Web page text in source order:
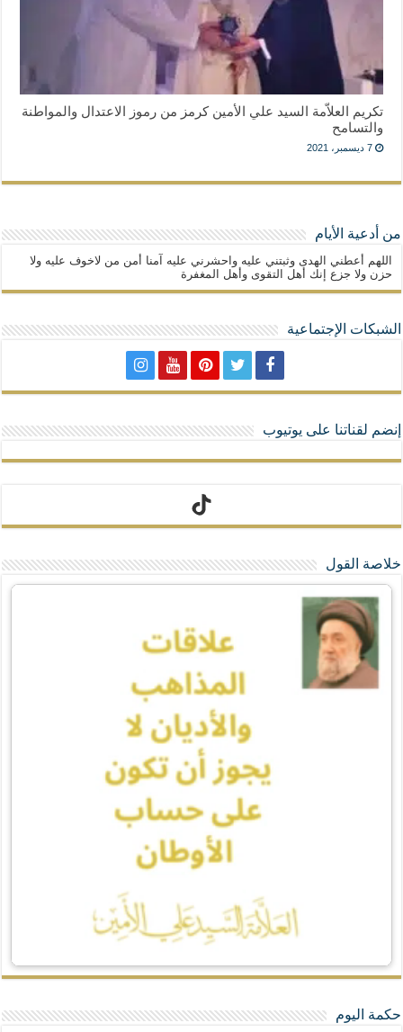
تكريم العلاّمة السيد علي الأمين كرمز من رموز الاعتدال والمواطنة
والتسامح
7 ديسمبر، 2021
من أدعية الأيام
اللهم أعطني الهدى وثبتني عليه واحشرني عليه آمنا أمن من لاخوف عليه ولا
حزن ولا جزع إنك أهل التقوى وأهل المغفرة
الشبكات الإجتماعية
إنضم لقناتنا على يوتيوب
تيك توك
خلاصة القول
حكمة اليوم